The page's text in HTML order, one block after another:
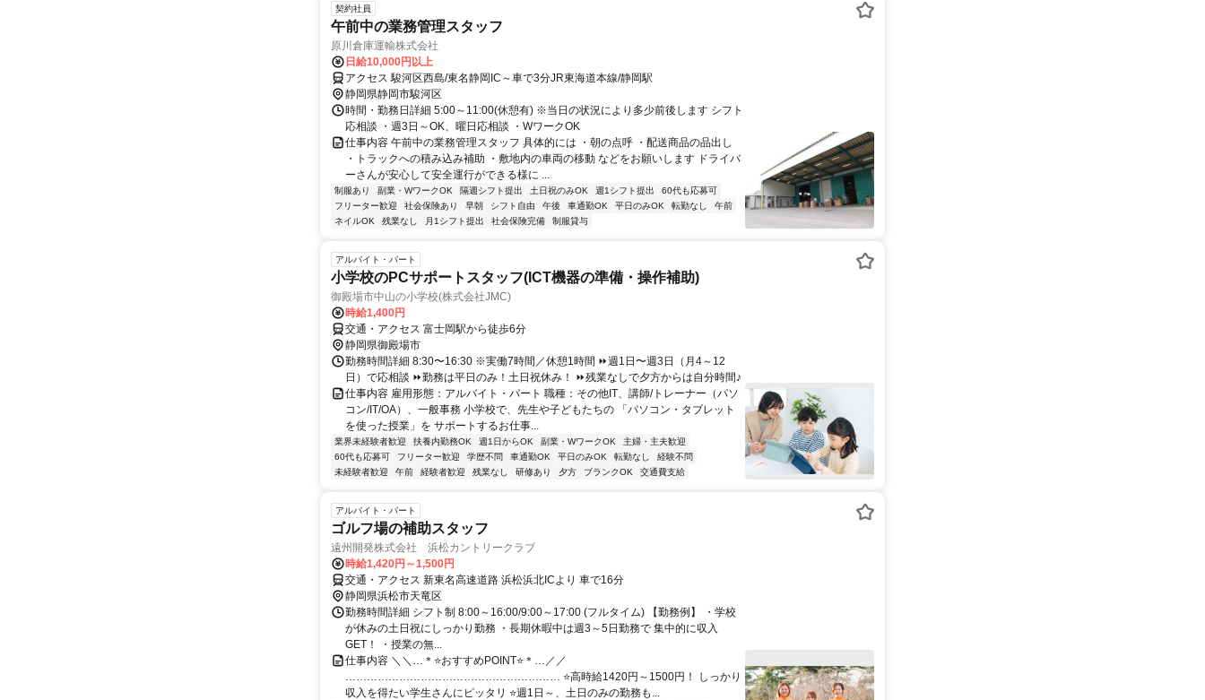
契約社員
午前中の業務管理スタッフ
原川倉庫運輸株式会社
日給10,000円以上
アクセス 駿河区西島/東名静岡IC～車で3分JR東海道本線/静岡駅
静岡県静岡市駿河区
時間・勤務日詳細 5:00～11:00(休憩有) ※当日の状況により多少前後します シフト
応相談 ・週3日～OK、曜日応相談 ・WワークOK
仕事内容 午前中の業務管理スタッフ 具体的には ・朝の点呼 ・配送商品の品出し
・トラックへの積み込み補助 ・敷地内の車両の移動 などをお願いします ドライバ
ーさんが安心して安全運行ができる様に ...
制服あり 副業・WワークOK 隔週シフト提出 土日祝のみOK 週1シフト提出
60代も応募可
フリーター歓迎
社会保険あり 早朝 シフト自由 午後 車通勤OK 平日のみOK 転勤なし
午前
ネイルOK
残業なし 月1シフト提出 社会保険完備 制服貸与
アルバイト・パート
小学校のPCサポートスタッフ(ICT機器の準備・操作補助)
御殿場市中山の小学校(株式会社JMC)
時給1,400円
交通・アクセス 富士岡駅から徒歩6分
静岡県御殿場市
勤務時間詳細 8:30〜16:30 ※実働7時間／休憩1時間 ⏩週1日〜週3日（月4～12
日）で応相談 ⏩勤務は平日のみ！土日祝休み！ ⏩残業なしで夕方からは自分時間♪
仕事内容 雇用形態：アルバイト・パート 職種：その他IT、講師/トレーナー（パソ
コン/IT/OA）、一般事務 小学校で、先生や子どもたちの 「パソコン・タブレット
を使った授業」を サポートするお仕事...
業界未経験者歓迎 扶養内勤務OK 週1日からOK 副業・WワークOK
主婦・主夫歓迎
60代も応募可
フリーター歓迎 学歴不問 車通勤OK 平日のみOK 転勤なし
経験不問
未経験者歓迎
午前 経験者歓迎 残業なし 研修あり 夕方 ブランクOK 交通費支給
アルバイト・パート
ゴルフ場の補助スタッフ
遠州開発株式会社 浜松カントリークラブ
時給1,420円～1,500円
交通・アクセス 新東名高速道路 浜松浜北ICより 車で16分
静岡県浜松市天竜区
勤務時間詳細 シフト制 8:00～16:00/9:00～17:00 (フルタイム) 【勤務例】 ・学校
が休みの土日祝にしっかり勤務 ・長期休暇中は週3～5日勤務で 集中的に収入
GET！ ・授業の無...
仕事内容 ＼＼…＊⭐おすすめPOINT⭐＊…／／
…………………………………………………… ⭐高時給1420円～1500円！ しっかり
収入を得たい学生さんにピッタリ ⭐週1日～、土日のみの勤務も...